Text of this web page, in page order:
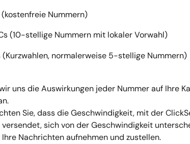
(kostenfreie Nummern)
(10-stellige Nummern mit lokaler Vorwahl)
(Kurzwahlen, normalerweise 5-stellige Nummern)
uns die Auswirkungen jeder Nummer auf Ihre
Sie, dass die Geschwindigkeit, mit der
sich von der Geschwindigkeit
Nachrichten aufnehmen und zustellen.